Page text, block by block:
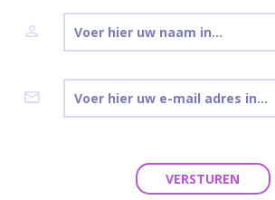
VERSTUREN